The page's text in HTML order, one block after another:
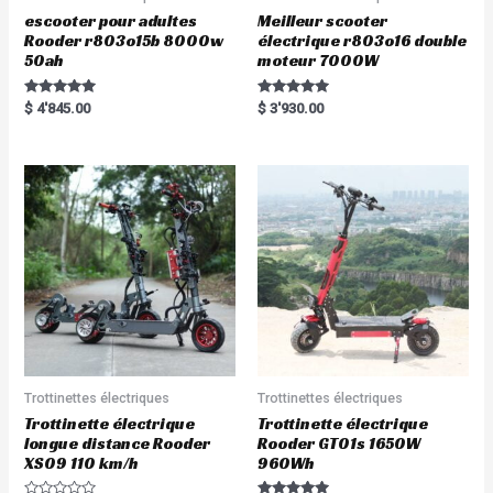
escooter pour adultes
Rooder r803o15b 8000w
50ah
Rated
5.00
$ 4'845.00
Meilleur scooter
électrique r803o16 double
moteur 7000W
Rated
5.00
$ 3'930.00
Trottinettes électriques
Trottinette électrique
longue distance Rooder
XS09 110 km/h
Trottinettes électriques
Trottinette électrique
Rooder GT01s 1650W
960Wh